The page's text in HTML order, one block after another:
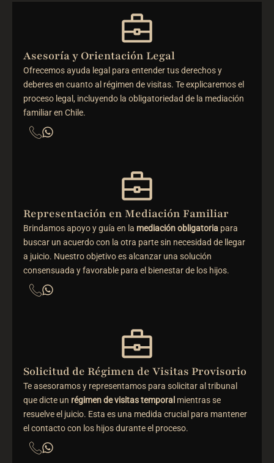
Asesoría y Orientación Legal
Ofrecemos ayuda legal para entender tus derechos y
deberes en cuanto al régimen de visitas. Te explicaremos el
proceso legal, incluyendo la obligatoriedad de la mediación
familiar en Chile.
Representación en Mediación Familiar
Brindamos apoyo y guía en la mediación obligatoria para
buscar un acuerdo con la otra parte sin necesidad de llegar
a juicio. Nuestro objetivo es alcanzar una solución
consensuada y favorable para el bienestar de los hijos.
Solicitud de Régimen de Visitas Provisorio
Te asesoramos y representamos para solicitar al tribunal
que dicte un régimen de visitas temporal mientras se
resuelve el juicio. Esta es una medida crucial para mantener
el contacto con los hijos durante el proceso.